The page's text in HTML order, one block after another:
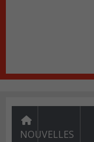
NOUVELLES